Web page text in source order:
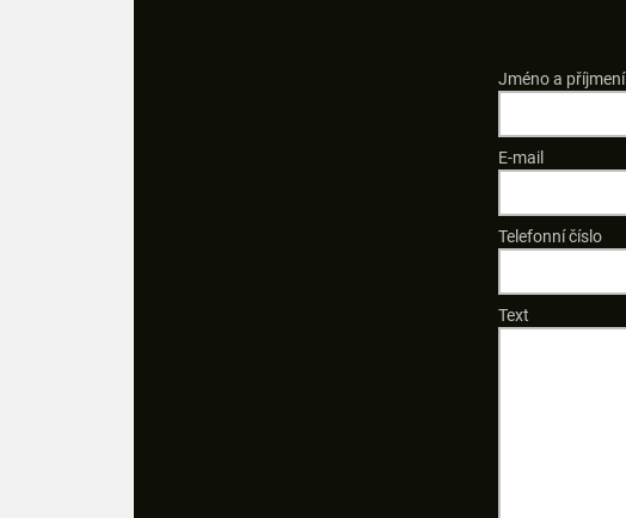
Jméno a příjmení
E-mail
Telefonní číslo
Text